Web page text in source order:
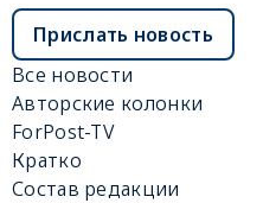
Прислать новость
Все новости
Авторские колонки
ForPost-TV
Кратко
Состав редакции